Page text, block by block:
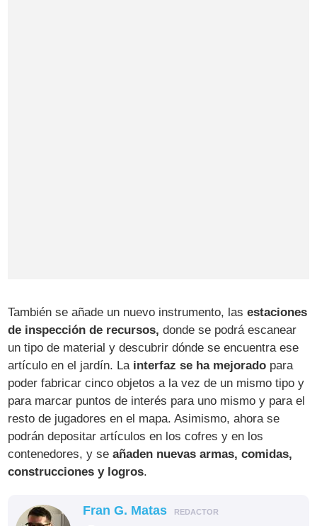
También se añade un nuevo instrumento, lasestaciones
de inspección de recursos, donde se podrá escanear
un tipo de material y descubrir dónde se encuentra ese
artículo en el jardín. La interfaz se ha mejorado para
poder fabricar cinco objetos a la vez de un mismo tipo y
para marcar puntos de interés para uno mismo y para el
resto de jugadores en el mapa. Asimismo, ahora se
podrán depositar artículos en los cofres y en los
contenedores, y seañaden nuevas armas, comidas,
construcciones y logros.
Fran G. Matas REDACTOR